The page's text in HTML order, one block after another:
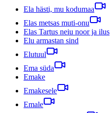
Ela hästi, mu kodumaa
Elas metsas muti-onu
Elas Tartus neiu noor ja ilus
Elu armastan sind
Elutuul
Ema süda
Emake
Emakesele
Emale